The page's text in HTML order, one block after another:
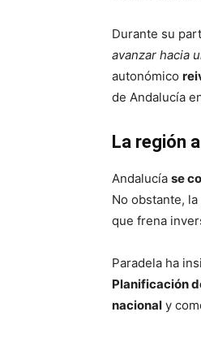
Durante su
avanzar hacia
autonómico
de Andalucía
La región
Andalucía se
No obstante,
que frena
Paradela ha
Planificación
nacional y